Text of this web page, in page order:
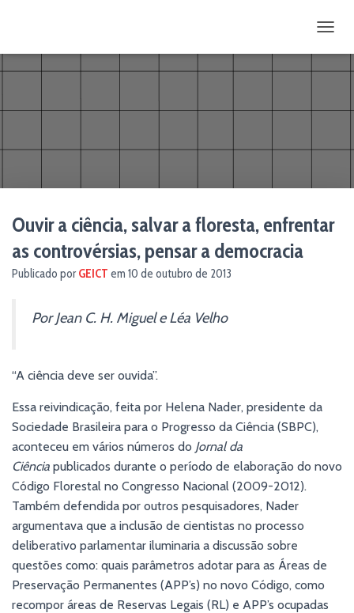
Ouvir a ciência, salvar a floresta, enfrentar
as controvérsias, pensar a democracia
Publicado porGEICT em 10 de outubro de 2013
Por Jean C. H. Miguel e Léa Velho
“A ciência deve ser ouvida”.
Essa reivindicação, feita por Helena Nader, presidente da
Sociedade Brasileira para o Progresso da Ciência (SBPC),
aconteceu em vários números do Jornal da
Ciência publicados durante o período de elaboração do novo
Código Florestal no Congresso Nacional (2009-2012).
Também defendida por outros pesquisadores, Nader
argumentava que a inclusão de cientistas no processo
deliberativo parlamentar iluminaria a discussão sobre
questões como: quais parâmetros adotar para as Áreas de
Preservação Permanentes (APP’s) no novo Código, como
recompor áreas de Reservas Legais (RL) e APP’s ocupadas